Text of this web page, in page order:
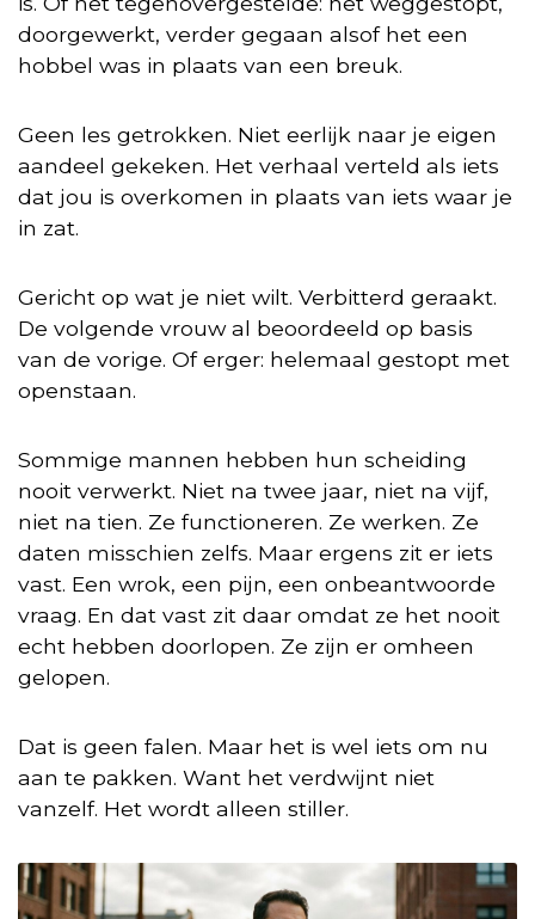
doorgewerkt, verder gegaan alsof het een
hobbel was in plaats van een breuk.
Geen les getrokken. Niet eerlijk naar je eigen
aandeel gekeken. Het verhaal verteld als iets
dat jou is overkomen in plaats van iets waar je
in zat.
Gericht op wat je niet wilt. Verbitterd geraakt.
De volgende vrouw al beoordeeld op basis
van de vorige. Of erger: helemaal gestopt met
openstaan.
Sommige mannen hebben hun scheiding
nooit verwerkt. Niet na twee jaar, niet na vijf,
niet na tien. Ze functioneren. Ze werken. Ze
daten misschien zelfs. Maar ergens zit er iets
vast. Een wrok, een pijn, een onbeantwoorde
vraag. En dat vast zit daar omdat ze het nooit
echt hebben doorlopen. Ze zijn er omheen
gelopen.
Dat is geen falen. Maar het is wel iets om nu
aan te pakken. Want het verdwijnt niet
vanzelf. Het wordt alleen stiller.